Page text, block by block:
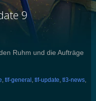
9
Ruhm und die Aufträge
, tlf-general , tlf-update, tl3-news,